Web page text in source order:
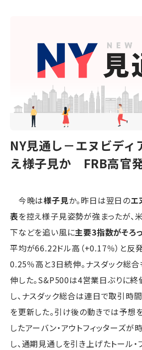
NY見通し－エヌビディ
え様子見か FRB高官
今晩は様子見か。昨日は翌日のエ
表を控え様子見姿勢が強まったが、
下などを追い風に主要3指数がそろ
平均が66.22ドル高（+0.17％）と反
0.25％高と3日続伸。ナスダック総
伸した。S&P500は4営業日ぶりに
し、ナスダック総合は連日で取引時
を更新した。引け後の動きでは予想
したアーバン・アウトフィッターズ
し、通期見通しを引き上げたトール